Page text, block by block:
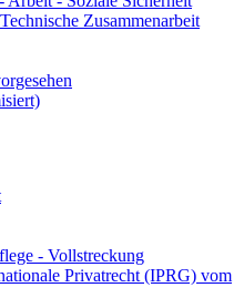
Zusammenarbeit
- Vollstreckung
Privatrecht (IPRG) vom